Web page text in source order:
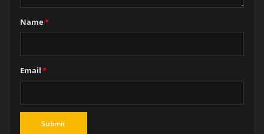
Name*
Email*